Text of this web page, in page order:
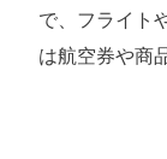
で、フライト
は航空券や商